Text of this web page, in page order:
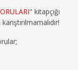
" kitapçığı